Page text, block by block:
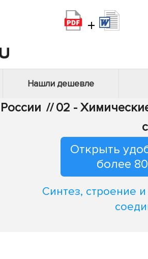
+
Нашли дешевле
// 02 -
Открыть
более
Синтез, строение